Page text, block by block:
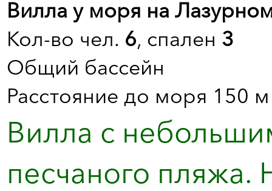
Вилла у моря на
Кол-во чел. 6, спален 3
Общий бассейн
Расстояние до моря 150 м
Вилла с
песчаного пляжа.